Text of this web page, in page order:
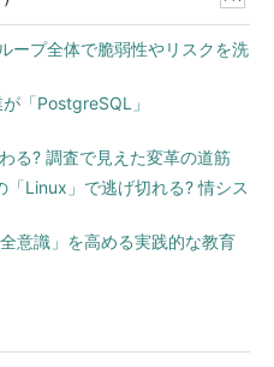
ープ全体で脆弱性やリスクを洗
「PostgreSQL」
る? 調査で見えた変革の道筋
「Linux」で逃げ切れる? 情シス
意識」を高める実践的な教育